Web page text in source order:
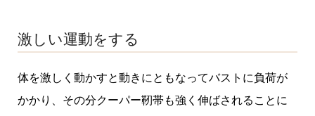
激しい運動をする
体を激しく動かすと動きにともなってバストに負荷が
かかり、その分クーパー靭帯も強く伸ばされることに